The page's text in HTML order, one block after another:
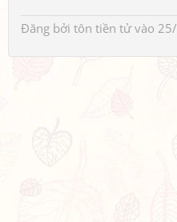
Đăng bởi tôn tiền tửvào